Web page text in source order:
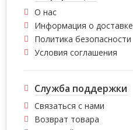
О нас
Информация о доставке
Политика безопасности
Условия соглашения
Служба поддержки
Связаться с нами
Возврат товара